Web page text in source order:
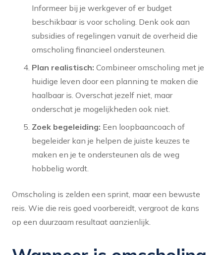
Informeer bij je werkgever of er budget
beschikbaar is voor scholing. Denk ook aan
subsidies of regelingen vanuit de overheid die
omscholing financieel ondersteunen.
Plan realistisch: Combineer omscholing met je
huidige leven door een planning te maken die
haalbaar is. Overschat jezelf niet, maar
onderschat je mogelijkheden ook niet.
Zoek begeleiding: Een loopbaancoach of
begeleider kan je helpen de juiste keuzes te
maken en je te ondersteunen als de weg
hobbelig wordt.
Omscholing is zelden een sprint, maar een bewuste
reis. Wie die reis goed voorbereidt, vergroot de kans
op een duurzaam resultaat aanzienlijk.